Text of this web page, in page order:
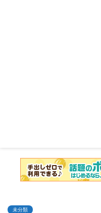
未分類